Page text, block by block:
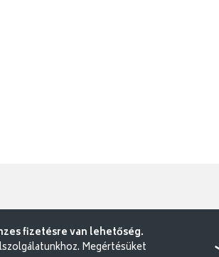
fizetésre van lehetőség.
Megértésüket